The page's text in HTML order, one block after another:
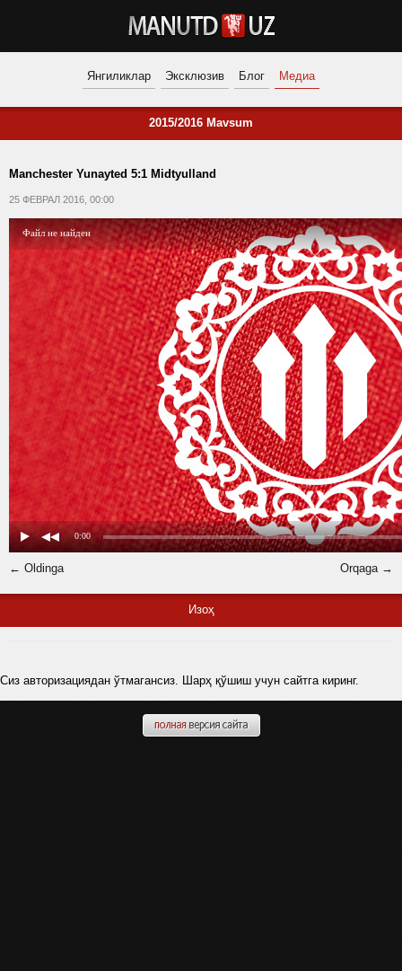
Янгиликлар Эксклюзив Блог Медиа
2015/2016 Mavsum
Manchester Yunayted 5:1 Midtyulland
25 ФЕВРАЛ 2016, 00:00
← Oldinga Orqaga →
Изоҳ
Сиз авторизациядан ўтмагансиз. Шарҳ қўшиш учун сайтга киринг.